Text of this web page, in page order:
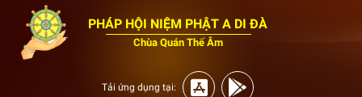
PHÁP HỘI NIỆM PHẬT A DI ĐÀ
Chùa Quán Thế Âm
Tải ứng dụng tại: